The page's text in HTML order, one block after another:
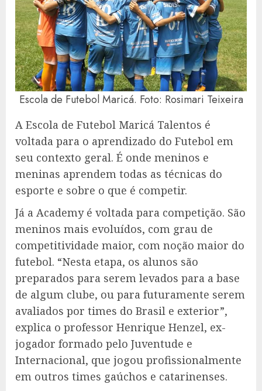
Escola de Futebol Maricá. Foto: Rosimari Teixeira
A Escola de Futebol Maricá Talentos é
voltada para o aprendizado do Futebol em
seu contexto geral. É onde meninos e
meninas aprendem todas as técnicas do
esporte e sobre o que é competir.
Já a Academy é voltada para competição. São
meninos mais evoluídos, com grau de
competitividade maior, com noção maior do
futebol. “Nesta etapa, os alunos são
preparados para serem levados para a base
de algum clube, ou para futuramente serem
avaliados por times do Brasil e exterior”,
explica o professor Henrique Henzel, ex-
jogador formado pelo Juventude e
Internacional, que jogou profissionalmente
em outros times gaúchos e catarinenses.